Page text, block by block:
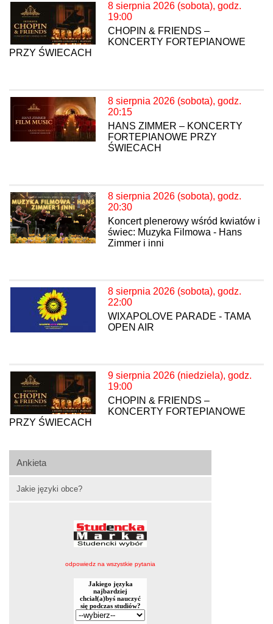
Ankieta
Jakie języki obce?
odpowiedz na wszystkie pytania
8 sierpnia 2026 (sobota), godz.
19:00
CHOPIN & FRIENDS –
KONCERTY FORTEPIANOWE
PRZY ŚWIECACH
8 sierpnia 2026 (sobota), godz.
20:15
HANS ZIMMER – KONCERTY
FORTEPIANOWE PRZY
ŚWIECACH
8 sierpnia 2026 (sobota), godz.
20:30
Koncert plenerowy wśród kwiatów i
świec: Muzyka Filmowa - Hans
Zimmer i inni
8 sierpnia 2026 (sobota), godz.
22:00
WIXAPOLOVE PARADE - TAMA
OPEN AIR
9 sierpnia 2026 (niedziela), godz.
19:00
CHOPIN & FRIENDS –
KONCERTY FORTEPIANOWE
PRZY ŚWIECACH